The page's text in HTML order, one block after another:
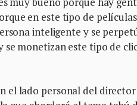
en este tipo de
inteligente y se
monetizan este tipo de
el lado personal del director